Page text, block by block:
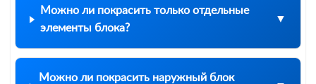
Можно ли покрасить только отдельные
элементы блока?
Можно ли покрасить наружный блок